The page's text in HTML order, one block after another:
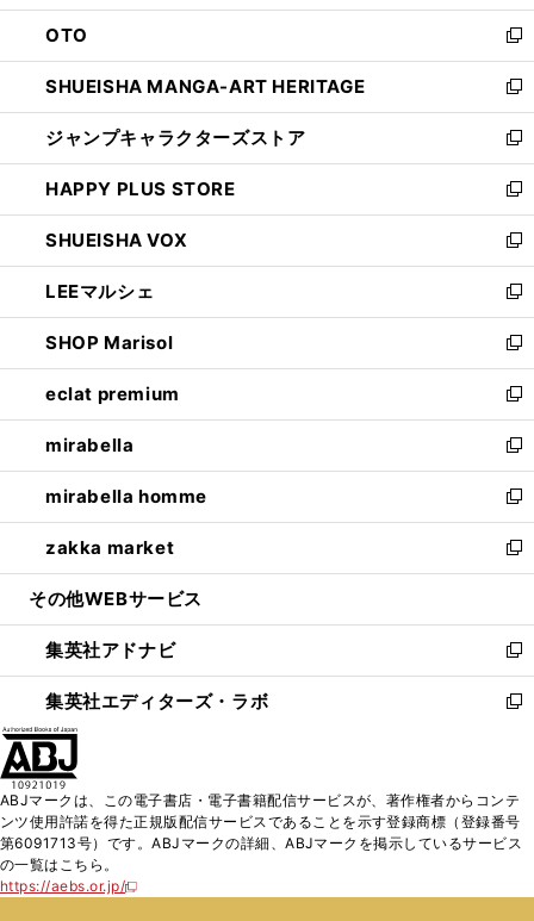
ウ
で
開
く
ン
ド
ウ
で
開
く
OTO
新
し
い
ウ
ィ
ン
ド
ウ
で
開
く
SHUEISHA MANGA-ART HERITAGE
新
し
い
ウ
ィ
ン
ド
ウ
で
開
く
ジャンプキャラクターズストア
新
し
い
ウ
ィ
ン
ド
ウ
で
開
く
HAPPY PLUS STORE
新
し
い
ウ
ィ
ン
ド
ウ
で
開
く
SHUEISHA VOX
新
し
い
ウ
ィ
ン
ド
ウ
で
開
く
LEEマルシェ
新
し
い
ウ
ィ
ン
ド
ウ
で
開
く
SHOP Marisol
新
し
い
ウ
ィ
ン
ド
ウ
で
開
eclat premium
新
し
い
ウ
ィ
ン
ド
ウ
開
く
mirabella
新
し
い
ウ
ィ
ン
ウ
で
開
く
mirabella homme
新
し
い
ウ
ン
ド
ウ
で
zakka market
新
し
ウ
ィ
ン
ド
く
その他WEBサービス
集英社アドナビ
新
し
い
ド
ウ
で
集英社エディターズ・ラボ
新
ィ
ン
ド
ABJマークは、この電子書店・電子書籍配信サービスが、著作権者からコンテ
ンツ使用許諾を得た正規版配信サービスであることを示す登録商標（登録番号
第6091713号）です。ABJマークの詳細、ABJマークを掲示しているサービス
の一覧はこちら。
https://aebs.or.jp/
新